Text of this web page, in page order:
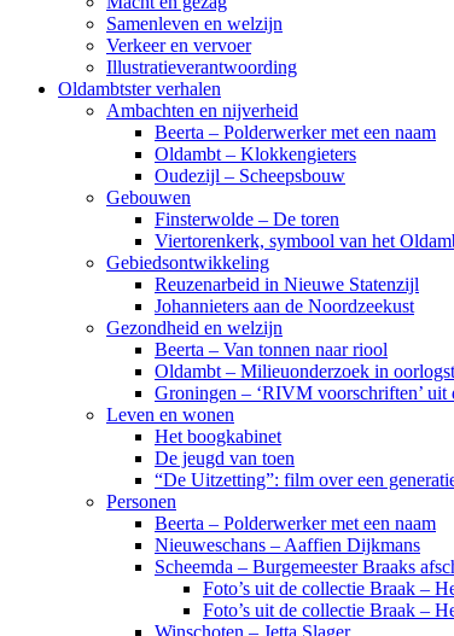
Samenleven en welzijn
Verkeer en vervoer
Illustratieverantwoording
Oldambtster verhalen
Ambachten en nijverheid
Beerta – Polderwerker met een naam
Oldambt – Klokkengieters
Oudezijl – Scheepsbouw
Gebouwen
Finsterwolde – De toren
Viertorenkerk, symbool van het
Gebiedsontwikkeling
Reuzenarbeid in Nieuwe Statenzijl
Johannieters aan de Noordzeekust
Gezondheid en welzijn
Beerta – Van tonnen naar riool
Oldambt – Milieuonderzoek in
Groningen – ‘RIVM voorschriften’ uit
Leven en wonen
Het boogkabinet
De jeugd van toen
“De Uitzetting”: film over een
Personen
Beerta – Polderwerker met een naam
Nieuweschans – Aaffien Dijkmans
Scheemda – Burgemeester Braaks
Foto’s uit de collectie Braak –
Foto’s uit de collectie Braak –
Winschoten – Jetta Slager